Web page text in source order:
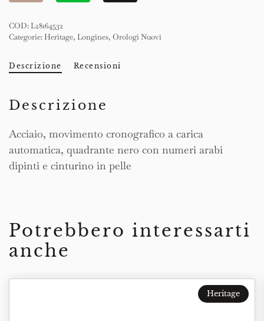
COD:L28164532
Categorie:Heritage, Longines, Orologi Nuovi
Descrizione Recensioni
Descrizione
Acciaio, movimento cronografico a carica
automatica, quadrante nero con numeri arabi
dipinti e cinturino in pelle
Potrebbero interessarti
anche
Heritage